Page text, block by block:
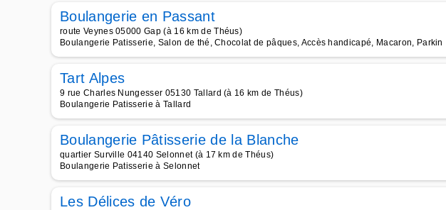
Boulangerie en Passant
route Veynes 05000 Gap (à 16 km de Théus)
Boulangerie Patisserie, Salon de thé, Chocolat de pâques, Accès handicapé, Macaron, Parkin
Tart Alpes
9 rue Charles Nungesser 05130 Tallard (à 16 km de Théus)
Boulangerie Patisserie à Tallard
Boulangerie Pâtisserie de la Blanche
quartier Surville 04140 Selonnet (à 17 km de Théus)
Boulangerie Patisserie à Selonnet
Les Délices de Véro